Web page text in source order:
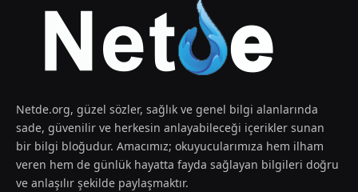
Netde.org, güzel sözler, sağlık ve genel bilgi alanlarında
sade, güvenilir ve herkesin anlayabileceği içerikler sunan
bir bilgi bloğudur. Amacımız; okuyucularımıza hem ilham
veren hem de günlük hayatta fayda sağlayan bilgileri doğru
ve anlaşılır şekilde paylaşmaktır.